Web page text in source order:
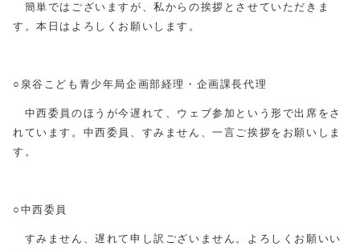
簡単ではございますが、私からの挨拶とさせていただきま
す。本日はよろしくお願いします。
○泉谷こども青少年局企画部経理・企画課長代理
中西委員のほうが今遅れて、ウェブ参加という形で出席をさ
れています。中西委員、すみません、一言ご挨拶をお願いしま
す。
○中西委員
すみません、遅れて申し訳ございません。よろしくお願いい